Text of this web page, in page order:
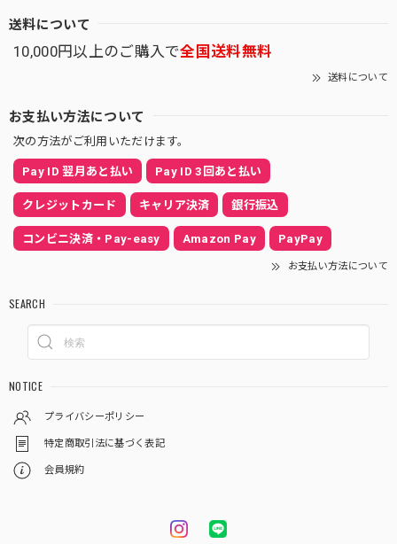
送料について
10,000円以上のご購入で全国送料無料
送料について
お支払い方法について
次の方法がご利用いただけます。
Pay ID 翌月あと払い Pay ID 3回あと払い
クレジットカード キャリア決済 銀行振込
コンビニ決済・Pay-easy Amazon Pay PayPay
お支払い方法について
SEARCH
NOTICE
プライバシーポリシー
特定商取引法に基づく表記
会員規約